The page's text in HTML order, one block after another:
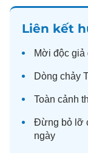
Liên kết
Mời độc giả
Dòng chảy
Toàn cảnh
Đừng bỏ lỡ
ngày